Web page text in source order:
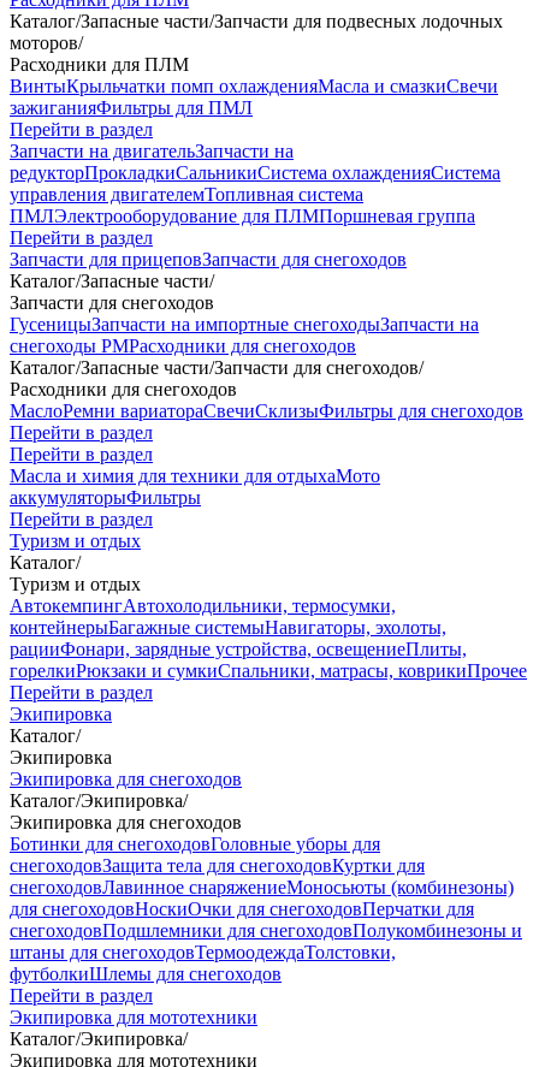
Каталог/Запасные части/Запчасти для подвесных лодочных
моторов/
Расходники для ПЛМ
ВинтыКрыльчатки помп охлажденияМасла и смазкиСвечи
зажиганияФильтры для ПМЛ
Перейти в раздел
Запчасти на двигательЗапчасти на
редукторПрокладкиСальникиСистема охлажденияСистема
управления двигателемТопливная система
ПМЛЭлектрооборудование для ПЛМПоршневая группа
Перейти в раздел
Запчасти для прицеповЗапчасти для снегоходов
Каталог/Запасные части/
Запчасти для снегоходов
ГусеницыЗапчасти на импортные снегоходыЗапчасти на
снегоходы РМРасходники для снегоходов
Каталог/Запасные части/Запчасти для снегоходов/
Расходники для снегоходов
МаслоРемни вариатораСвечиСклизыФильтры для снегоходов
Перейти в раздел
Перейти в раздел
Масла и химия для техники для отдыхаМото
аккумуляторыФильтры
Перейти в раздел
Туризм и отдых
Каталог/
Туризм и отдых
АвтокемпингАвтохолодильники, термосумки,
контейнерыБагажные системыНавигаторы, эхолоты,
рацииФонари, зарядные устройства, освещениеПлиты,
горелкиРюкзаки и сумкиСпальники, матрасы, коврикиПрочее
Перейти в раздел
Экипировка
Каталог/
Экипировка
Экипировка для снегоходов
Каталог/Экипировка/
Экипировка для снегоходов
Ботинки для снегоходовГоловные уборы для
снегоходовЗащита тела для снегоходовКуртки для
снегоходовЛавинное снаряжениеМоносьюты (комбинезоны)
для снегоходовНоскиОчки для снегоходовПерчатки для
снегоходовПодшлемники для снегоходовПолукомбинезоны и
штаны для снегоходовТермоодеждаТолстовки,
футболкиШлемы для снегоходов
Перейти в раздел
Экипировка для мототехники
Каталог/Экипировка/
Экипировка для мототехники